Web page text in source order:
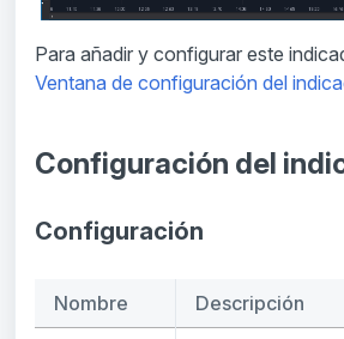
Para añadir y configurar este
Ventana de configuración del
Configuración del
Configuración
Nombre Descripción